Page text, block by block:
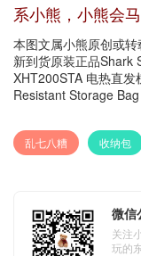
系小熊，小熊会
本图文属小熊原创或
新到货原装正品Shark
XHT200STA 电热直
Resistant Storage Bag
乱七八糟 收纳包
微信
关注
玩的